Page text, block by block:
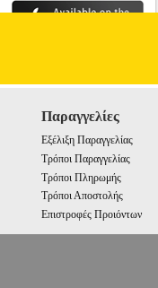
Παραγγελίες
Εξέλιξη Παραγγελίας
Τρόποι Παραγγελίας
Τρόποι Πληρωμής
Τρόποι Αποστολής
Επιστροφές Προιόντων